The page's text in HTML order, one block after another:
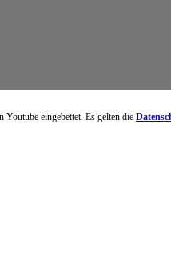
eingebettet. Es gelten die